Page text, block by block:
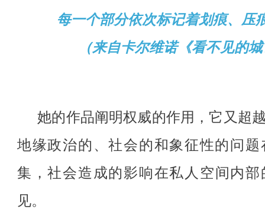
每一个部分依次标记着划痕、压
（来自卡尔维诺《看不见的
她的作品阐明权威的作用， 它 又超
地缘政治的、社会的和象征性的问题
集，社会造成的影响在私人空间内部
见。